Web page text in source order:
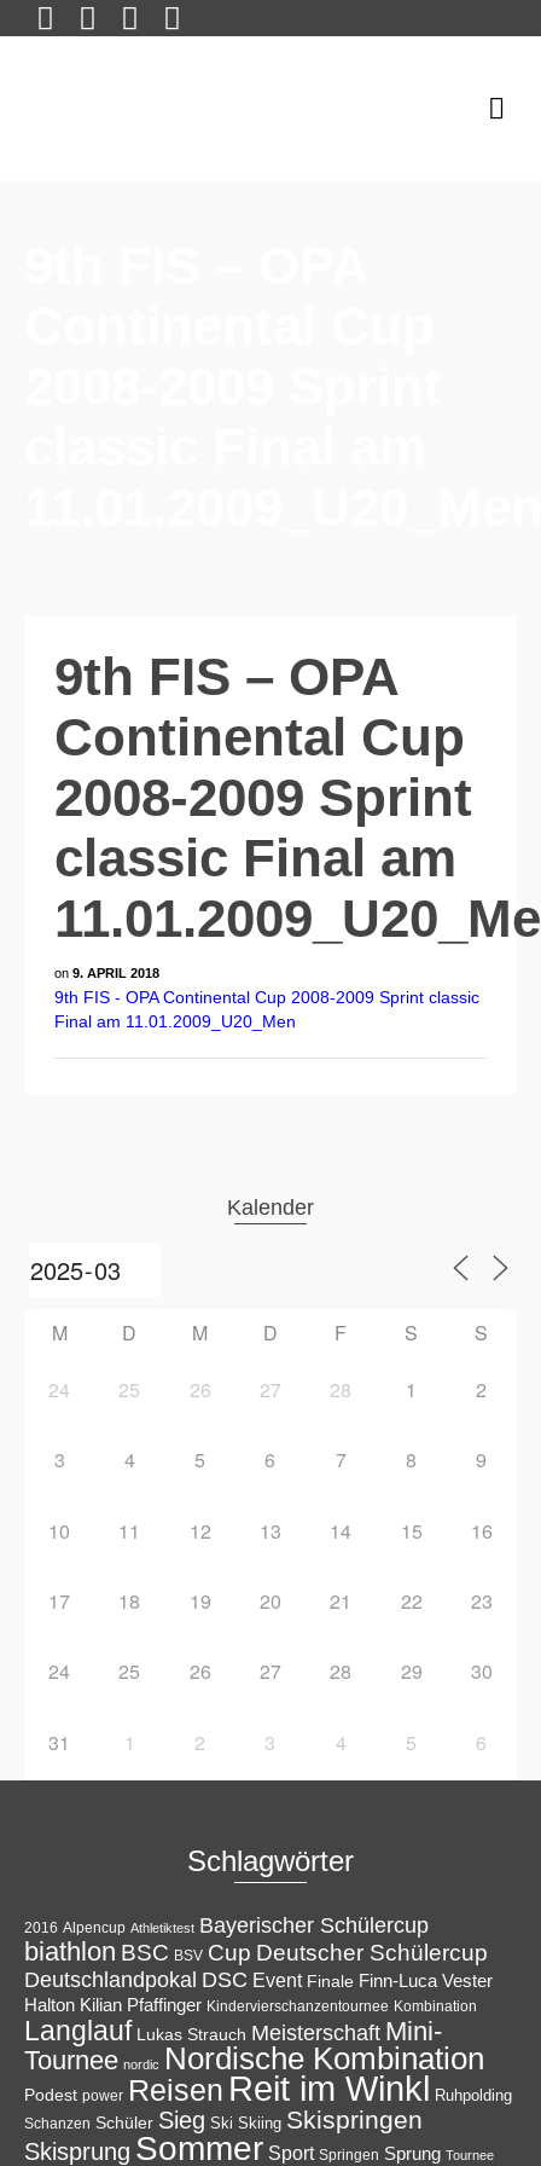
9th FIS – OPA
Continental Cup
2008-2009 Sprint
classic Final am
on 9. APRIL 2018
9th FIS - OPA Continental Cup 2008-2009 Sprint classic
Final am 11.01.2009_U20_Men
Kalender
M D M D F S S
24 25 26 27 28 1 2
3 4 5 6 7 8 9
10 11 12 13 14 15 16
17 18 19 20 21 22 23
24 25 26 27 28 29 30
31 1 2 3 4 5 6
Schlagwörter
2016 Alpencup Athletiktest Bayerischer Schülercup
biathlon BSC BSV Cup Deutscher Schülercup
Deutschlandpokal DSC Event Finale Finn-Luca Vester
Halton Kilian Pfaffinger Kindervierschanzentournee Kombination
Langlauf Lukas Strauch Meisterschaft Mini-
Tournee nordic Nordische Kombination
Podest power Reisen Reit im Winkl Ruhpolding
Schanzen Schüler Sieg Ski Skiing Skispringen
Skisprung Sommer Sport Springen Sprung Tournee